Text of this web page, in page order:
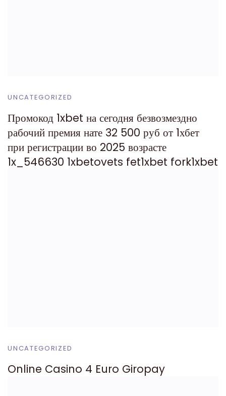
UNCATEGORIZED
Промокод 1xbet на сегодня безвозмездно
рабочий премия нате 32 500 руб от 1хбет
при регистрации во 2025 возрасте
1x_546630 1xbetovets fet1xbet fork1xbet
UNCATEGORIZED
Online Casino 4 Euro Giropay